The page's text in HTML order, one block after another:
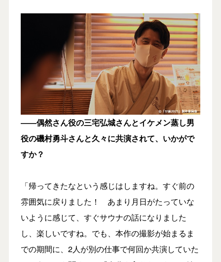
――偶然さん役の三宅弘城さんとイケメン蒸し男
役の磯村勇斗さんと久々に共演されて、いかがで
すか？
「帰ってきたなという感じはしますね。すぐ前の
雰囲気に戻りました！ あまり月日がたっていな
いように感じて、すぐサウナの話になりました
し、楽しいですね。でも、本作の撮影が始まるま
での期間に、2人が別の仕事で何回か共演していた